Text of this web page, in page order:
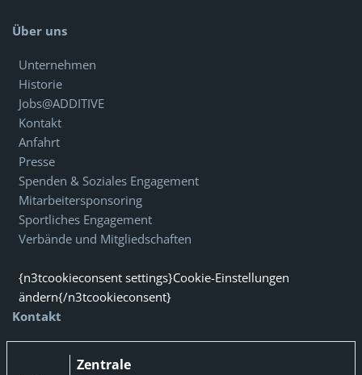
Über uns
Unternehmen
Historie
Jobs@ADDITIVE
Kontakt
Anfahrt
Presse
Spenden & Soziales Engagement
Mitarbeitersponsoring
Sportliches Engagement
Verbände und Mitgliedschaften
{n3tcookieconsent settings}Cookie-Einstellungen
ändern{/n3tcookieconsent}
Kontakt
Zentrale